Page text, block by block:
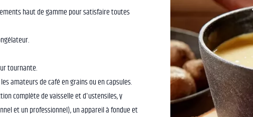
haut de gamme pour satisfaire toutes
tournante.
amateurs de café en grains ou en capsules.
complète de vaisselle et d'ustensiles, y
et un professionnel), un appareil à fondue et